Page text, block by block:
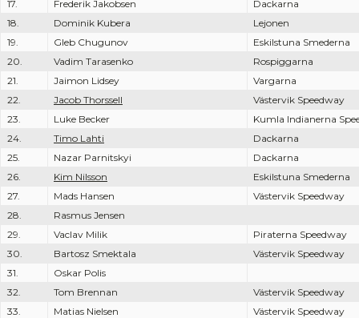
17.
Frederik Jakobsen
Dackarna
18.
Dominik Kubera
Lejonen
19.
Gleb Chugunov
Eskilstuna Smederna
20.
Vadim Tarasenko
Rospiggarna
21.
Jaimon Lidsey
Vargarna
22.
Jacob Thorssell
Västervik Speedway
23.
Luke Becker
Kumla Indianerna
24.
Timo Lahti
Dackarna
25.
Nazar Parnitskyi
Dackarna
26.
Kim Nilsson
Eskilstuna Smederna
27.
Mads Hansen
Västervik Speedway
28.
Rasmus Jensen
29.
Vaclav Milik
Piraterna Speedway
30.
Bartosz Smektala
Västervik Speedway
31.
Oskar Polis
32.
Tom Brennan
Västervik Speedway
33.
Matias Nielsen
Västervik Speedway